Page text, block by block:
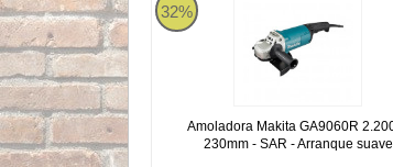
32%
Amoladora Makita GA9060R
230mm - SAR - Arranque suave